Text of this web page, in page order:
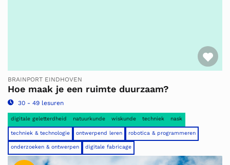
BRAINPORT EINDHOVEN
Hoe maak je een ruimte duurzaam?
30 - 49 lesuren
digitale geletterdheid natuurkunde wiskunde techniek nask
techniek & technologie ontwerpend leren robotica & programmeren
onderzoeken & ontwerpen digitale fabricage